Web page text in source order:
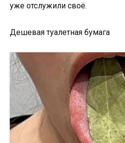
уже отслужили своё.
Дешевая туалетная бумага